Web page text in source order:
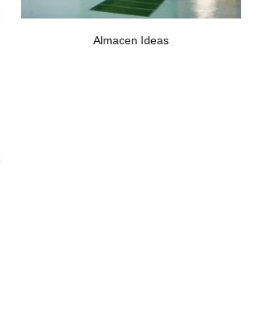
Almacen Ideas